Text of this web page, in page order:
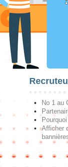
No 1 au
Afficher